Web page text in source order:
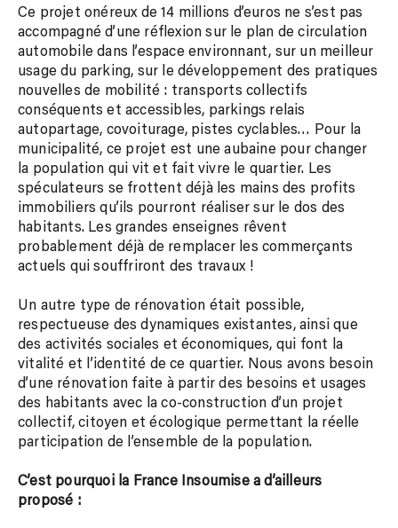
Ce projet onéreux de 14 millions d’euros ne s’est pas
accompagné d’une réflexion sur le plan de circulation
automobile dans l’espace environnant, sur un meilleur
usage du parking, sur le développement des pratiques
nouvelles de mobilité : transports collectifs
conséquents et accessibles, parkings relais
autopartage, covoiturage, pistes cyclables… Pour la
municipalité, ce projet est une aubaine pour changer
la population qui vit et fait vivre le quartier. Les
spéculateurs se frottent déjà les mains des profits
immobiliers qu’ils pourront réaliser sur le dos des
habitants. Les grandes enseignes rêvent
probablement déjà de remplacer les commerçants
actuels qui souffriront des travaux !
Un autre type de rénovation était possible,
respectueuse des dynamiques existantes, ainsi que
des activités sociales et économiques, qui font la
vitalité et l’identité de ce quartier. Nous avons besoin
d’une rénovation faite à partir des besoins et usages
des habitants avec la co-construction d’un projet
collectif, citoyen et écologique permettant la réelle
participation de l’ensemble de la population.
C’est pourquoi la France Insoumise a d’ailleurs
proposé :